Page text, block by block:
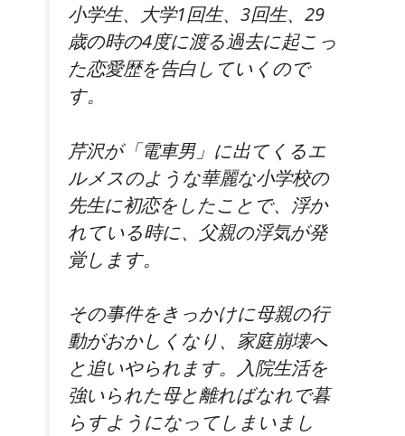
小学生、大学1回生、3回生、29
歳の時の4度に渡る過去に起こっ
た恋愛歴を告白していくので
す。
芹沢が「電車男」に出てくるエ
ルメスのような華麗な小学校の
先生に初恋をしたことで、浮か
れている時に、父親の浮気が発
覚します。
その事件をきっかけに母親の行
動がおかしくなり、家庭崩壊へ
と追いやられます。入院生活を
強いられた母と離ればなれで暮
らすようになってしまいまし